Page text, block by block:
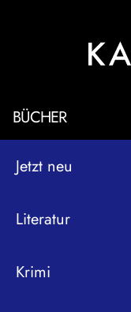
BÜCHER
Jetzt neu
Literatur
Krimi